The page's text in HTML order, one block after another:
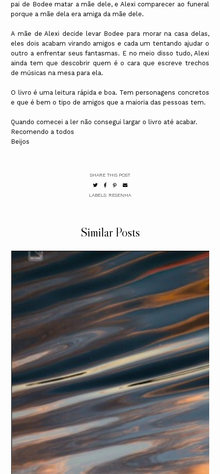
pai de Bodee matar a mãe dele, e Alexi comparecer ao funeral
porque a mãe dela era amiga da mãe dele.
A mãe de Alexi decide levar Bodee para morar na casa delas,
eles dois acabam virando amigos e cada um tentando ajudar o
outro a enfrentar seus fantasmas. E no meio disso tudo, Alexi
ainda tem que descobrir quem é o cara que escreve trechos
de músicas na mesa para ela.
O livro é uma leitura rápida e boa. Tem personagens concretos
e que é bem o tipo de amigos que a maioria das pessoas tem.
Quando comecei a ler não consegui largar o livro até acabar.
Recomendo a todos
Beijos
SHARE THIS POST
LABELS: RESENHA
Similar Posts